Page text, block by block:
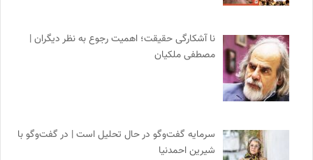
نا آشکارگی حقیقت؛ اهمیت رجوع به نظر دیگران |
مصطفی ملکیان
سرمایه گفت‌وگو در حال تحلیل است | در گفت‌وگو با
شیرین احمدنیا